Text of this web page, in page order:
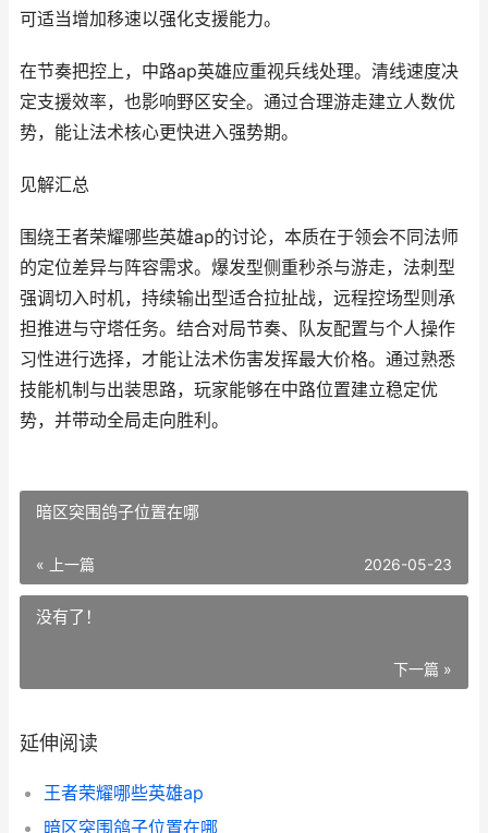
可适当增加移速以强化支援能力。
在节奏把控上，中路ap英雄应重视兵线处理。清线速度决
定支援效率，也影响野区安全。通过合理游走建立人数优
势，能让法术核心更快进入强势期。
见解汇总
围绕王者荣耀哪些英雄ap的讨论，本质在于领会不同法师
的定位差异与阵容需求。爆发型侧重秒杀与游走，法刺型
强调切入时机，持续输出型适合拉扯战，远程控场型则承
担推进与守塔任务。结合对局节奏、队友配置与个人操作
习性进行选择，才能让法术伤害发挥最大价格。通过熟悉
技能机制与出装思路，玩家能够在中路位置建立稳定优
势，并带动全局走向胜利。
暗区突围鸽子位置在哪
« 上一篇 2026-05-23
没有了！
下一篇 »
延伸阅读
王者荣耀哪些英雄ap
暗区突围鸽子位置在哪